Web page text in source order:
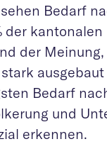
Bedarf
der
der
Bedarf
und
erkennen.